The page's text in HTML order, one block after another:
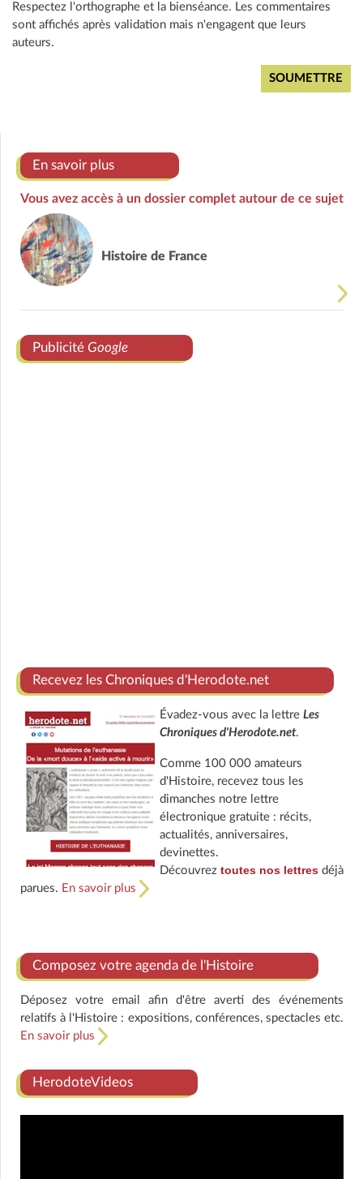
Respectez l'orthographe et la bienséance. Les commentaires
sont affichés après validation mais n'engagent que leurs
auteurs.
En savoir plus
Vous avez accès à un dossier complet autour de ce sujet
Histoire de France
Publicité Google
Recevez les Chroniques d'Herodote.net
Évadez-vous avec la lettre Les
Chroniques d'Herodote.net.
Comme 100 000 amateurs
d'Histoire, recevez tous les
dimanches notre lettre
électronique gratuite : récits,
actualités, anniversaires,
devinettes.
Découvrez toutes nos lettresdéjà
parues. En savoir plus
Composez votre agenda de l'Histoire
Déposez votre email afin d'être averti des événements
relatifs à l'Histoire : expositions, conférences, spectacles etc.
En savoir plus
HerodoteVideos